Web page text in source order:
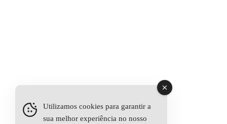
Utilizamos cookies para garantir a
sua melhor experiência no nosso